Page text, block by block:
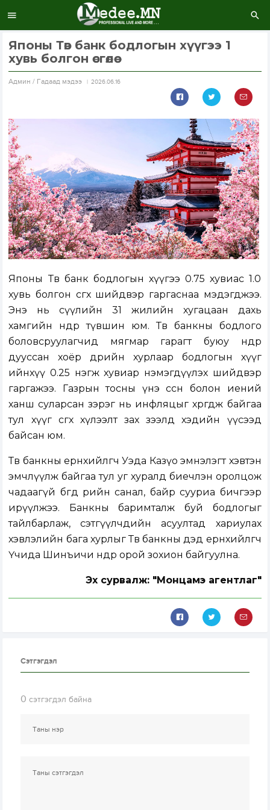
Японы Төв банк бодлогын хүүгээ 1
хувь болгон өсгөлөө
Aдмин / Гадаад мэдээ 2026.06.16
Японы Төв банк бодлогын хүүгээ 0.75 хувиас 1.0
хувь болгон өсгөх шийдвэр гаргаснаа мэдэгджээ.
Энэ нь сүүлийн 31 жилийн хугацаан дахь
хамгийн өндөр түвшин юм. Төв банкны бодлого
боловсруулагчид мягмар гарагт буюу өнөөдөр
дууссан хоёр өдрийн хурлаар бодлогын хүүг
ийнхүү 0.25 нэгж хувиар нэмэгдүүлэх шийдвэр
гаргажээ. Газрын тосны үнэ өссөн болон иений
ханш суларсан зэрэг нь инфляцыг хөөрөгдөж байгаа
тул хүүг өсгөх хүлээлт зах зээлд хэдийн үүсээд
байсан юм.
Төв банкны ерөнхийлөгч Уэда Казүо эмнэлэгт хэвтэн
эмчлүүлж байгаа тул уг хуралд биечлэн оролцож
чадаагүй бөгөөд өөрийн санал, байр сууриа бичгээр
ирүүлжээ. Банкны баримталж буй бодлогыг
тайлбарлаж, сэтгүүлчдийн асуултад хариулах
хэвлэлийн бага хурлыг Төв банкны дэд ерөнхийлөгч
Үчида Шинъичи өнөөдөр орой зохион байгуулна.
Эх сурвалж: "Монцамэ агентлаг"
Сэтгэгдэл
0 сэтгэгдэл байна